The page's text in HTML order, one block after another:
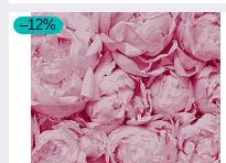
–12%